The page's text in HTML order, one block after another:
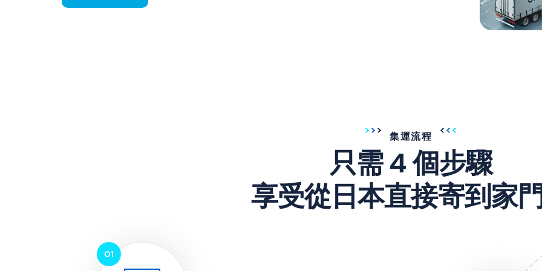
集運流程
只需 4 個步驟
享受從日本直接寄到家